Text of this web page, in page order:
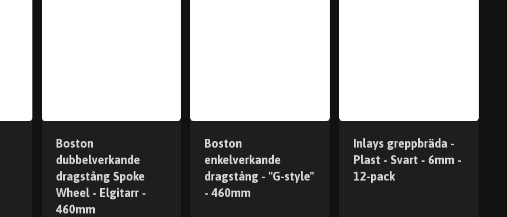
Boston
dubbelverkande
dragstång Spoke
Wheel - Elgitarr -
460mm
Boston
enkelverkande
dragstång - "G-style"
- 460mm
Inlays greppbräda -
Plast - Svart - 6mm -
12-pack